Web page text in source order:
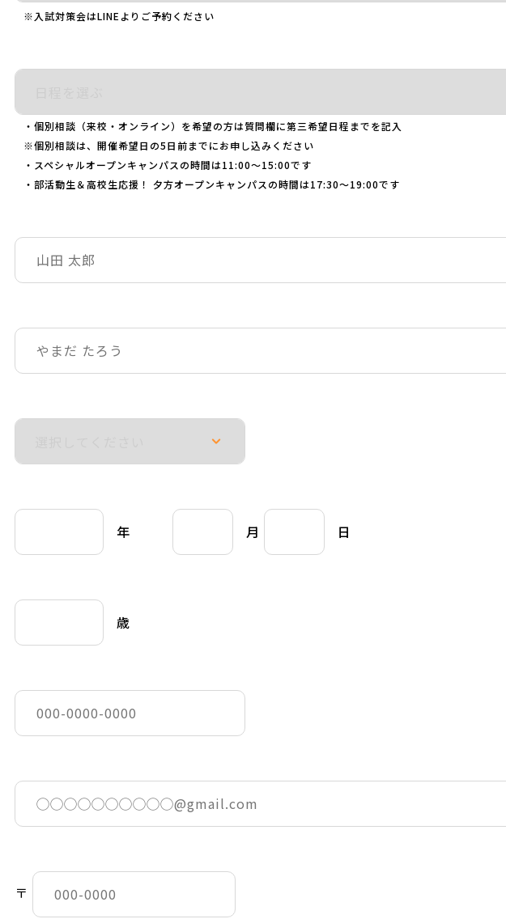
※入試対策会はLINEよりご予約ください
・個別相談（来校・オンライン）を希望の方は質問欄に第三希望日程までを記入
※個別相談は、開催希望日の5日前までにお申し込みください
・スペシャルオープンキャンパスの時間は11:00～15:00です
・部活動生＆高校生応援！ 夕方オープンキャンパスの時間は17:30～19:00です
年 月 日
歳
〒